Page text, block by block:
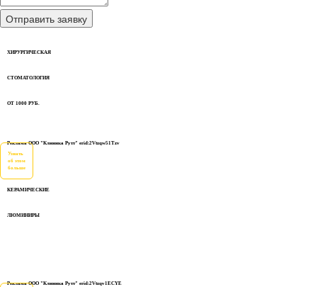
ХИРУРГИЧЕСКАЯ
СТОМАТОЛОГИЯ
ОТ 1000 РУБ.
Реклама ООО "Клиника Рутт" erid:2Vtzqw51Tzv
Узнать
об этом
больше
КЕРАМИЧЕСКИЕ
ЛЮМИНИРЫ
Реклама ООО "Клиника Рутт" erid:2Vtzqv1ECYE